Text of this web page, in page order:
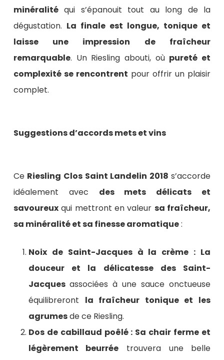
minéralitéqui s’épanouit tout au long de la
dégustation. La finale est longue, tonique et
laisse une impression de fraîcheur
remarquable. Un Riesling abouti, où pureté et
complexité se rencontrent pour offrir un plaisir
complet.
Suggestions d’accords mets et vins
Ce Riesling Clos Saint Landelin 2018 s’accorde
idéalement avec des mets délicats et
savoureuxqui mettront en valeur sa fraîcheur,
sa minéralité et sa finesse aromatique:
Noix de Saint-Jacques à la crème : La
douceur et la délicatesse des Saint-
Jacques associées à une sauce onctueuse
équilibreront la fraîcheur tonique et les
agrumesde ce Riesling.
Dos de cabillaud poêlé : Sa chair ferme et
légèrement beurrée trouvera une belle